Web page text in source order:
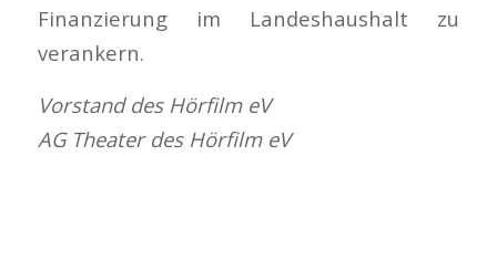
Finanzierung im Landeshaushalt zu
verankern.
Vorstand des Hörfilm eV
AG Theater des Hörfilm eV